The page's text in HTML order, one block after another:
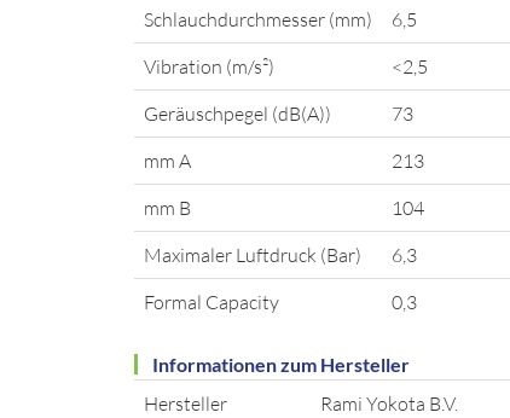
Schlauchdurchmesser (mm)
6,5
Vibration (m/s²)
<2,5
Geräuschpegel (dB(A))
73
mm A
213
mm B
104
Maximaler Luftdruck (Bar)
6,3
Formal Capacity
0,3
Informationen zum Hersteller
Hersteller
Rami Yokota B.V.